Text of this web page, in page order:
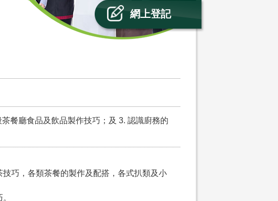
網上登記
餐廳食品及飲品製作技巧；及 3. 認識廚務的
巧，各類茶餐的製作及配搭，各式扒類及小